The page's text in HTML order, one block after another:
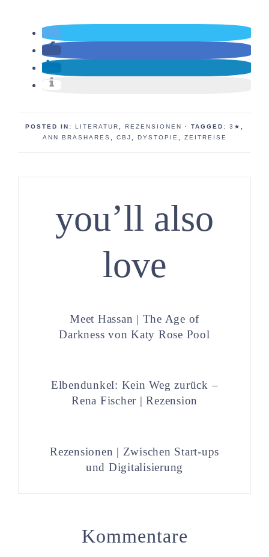
POSTED IN: LITERATUR REZENSIONEN · TAGGED: 3★
ANN BRASHARES
CBJ DYSTOPIE ZEITREISE
you’ll also
love
Meet Hassan | The Age of
Darkness von Katy Rose Pool
Elbendunkel: Kein Weg zurück –
Rena Fischer | Rezension
Rezensionen | Zwischen Start-ups
und Digitalisierung
Kommentare